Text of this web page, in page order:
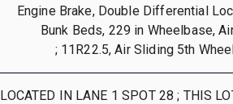
Engine Brake, Double Differential
Bunk Beds, 229 in Wheelbase,
11R22.5, Air Sliding 5th
LOCATED IN LANE 1 SPOT 28 ; THIS